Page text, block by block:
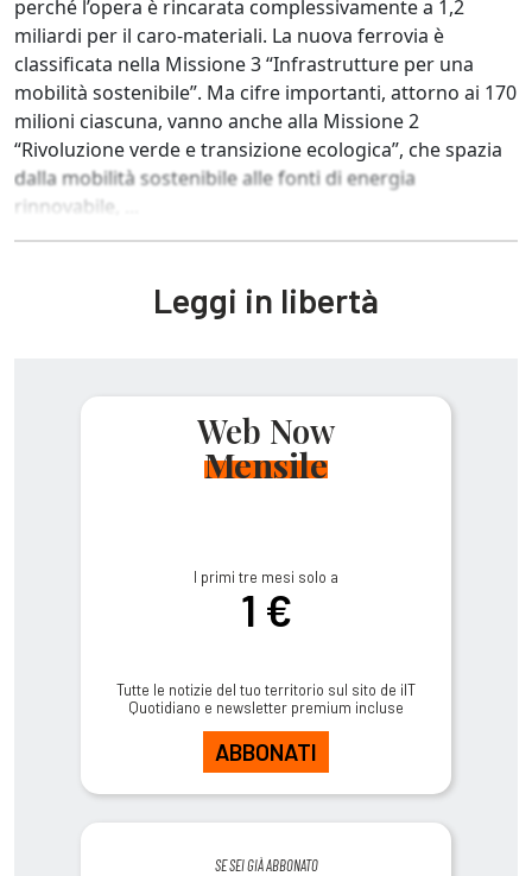
perché l’opera è rincarata complessivamente a 1,2
miliardi per il caro-materiali. La nuova ferrovia è
classificata nella Missione 3 “Infrastrutture per una
mobilità sostenibile”. Ma cifre importanti, attorno ai 170
milioni ciascuna, vanno anche alla Missione 2
“Rivoluzione verde e transizione ecologica”, che spazia
dalla mobilità sostenibile alle fonti di energia
rinnovabile, ...
Leggi in libertà
Web Now
Mensile
I primi tre mesi solo a
1 €
Tutte le notizie del tuo territorio sul sito de ilT
Quotidiano e newsletter premium incluse
ABBONATI
SE SEI GIÀ ABBONATO